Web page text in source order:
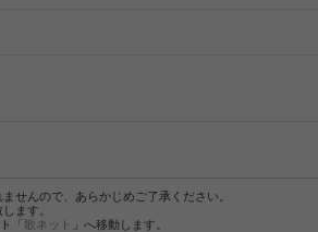
せんので、あらかじめご了承ください。
ます。
「歌ネット 」へ移動します。